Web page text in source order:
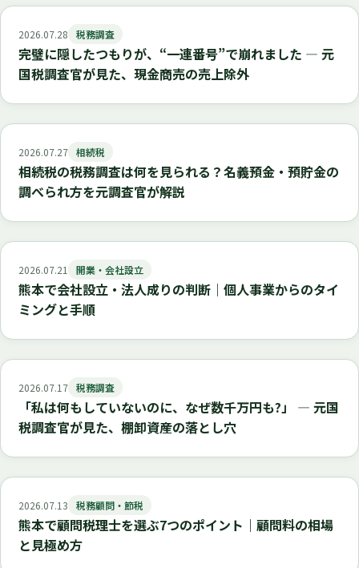
2026.07.28 税務調査
完璧に隠したつもりが、“一連番号”で崩れました ― 元
国税調査官が見た、現金商売の売上除外
2026.07.27 相続税
相続税の税務調査は何を見られる？名義預金・預貯金の
調べられ方を元調査官が解説
2026.07.21 開業・会社設立
熊本で会社設立・法人成りの判断｜個人事業からのタイ
ミングと手順
2026.07.17 税務調査
「私は何もしていないのに、なぜ数千万円も?」 ― 元国
税調査官が見た、棚卸資産の落とし穴
2026.07.13 税務顧問・節税
熊本で顧問税理士を選ぶ7つのポイント｜顧問料の相場
と見極め方